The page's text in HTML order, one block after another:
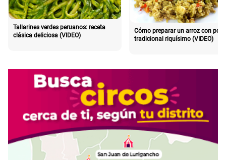
Tallarines verdes peruanos: receta
clásica deliciosa (VIDEO)
Cómo preparar un arroz con pollo
tradicional riquísimo (VIDEO)